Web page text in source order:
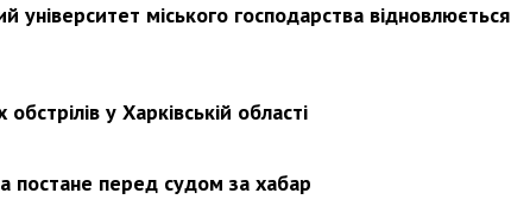
університет міського господарства відновлюється
у Харківській області
постане перед судом за хабар